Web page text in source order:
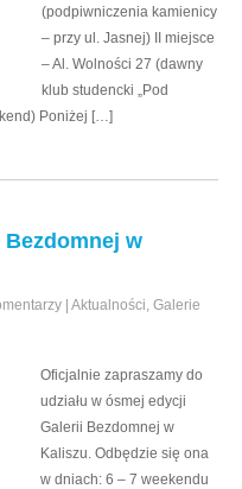
(podpiwniczenia kamienicy
– przy ul. Jasnej) II miejsce
– Al. Wolności 27 (dawny
klub studencki „Pod
Poniżej […]
Bezdomnej w
Aktualności, Galerie
Oficjalnie zapraszamy do
udziału w ósmej edycji
Galerii Bezdomnej w
Kaliszu. Odbędzie się ona
w dniach: 6 – 7 weekendu